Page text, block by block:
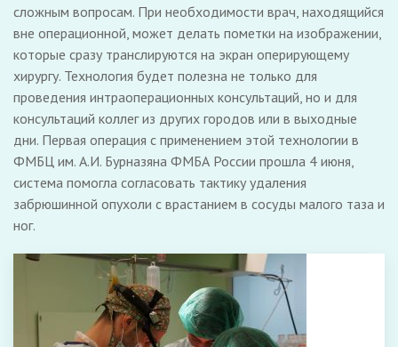
сложным вопросам. При необходимости врач, находящийся
вне операционной, может делать пометки на изображении,
которые сразу транслируются на экран оперирующему
хирургу. Технология будет полезна не только для
проведения интраоперационных консультаций, но и для
консультаций коллег из других городов или в выходные
дни. Первая операция с применением этой технологии в
ФМБЦ им. А.И. Бурназяна ФМБА России прошла 4 июня,
система помогла согласовать тактику удаления
забрюшинной опухоли с врастанием в сосуды малого таза и
ног.